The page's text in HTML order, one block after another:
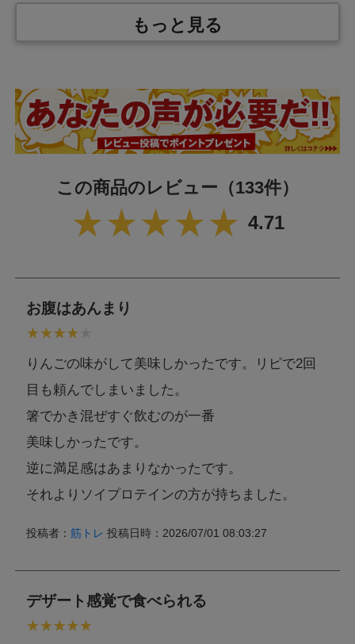
300g
栄養成分表示 1食（10g）あたり
エネルギー 8.0kcal
9.4g
本製品に含まれるア
レルギー物質
(特定原材料等28品
特記事項
け,鶏肉,豚肉,ゼラチン,オレンジ,キウイフルーツ,くるみ,バナ
ナ,もも,りんご,大豆,やまいも,ごま,カシューナッツ,アーモン
ただし、商品の製造毎に製造設備の洗浄を実施し、コンタミ
もっと見る
この商品のレビュー （133件）
4.71
お腹はあんまり
りんごの味がして美味しかったです。リピで2回
目も頼んでしまいました。
箸でかき混ぜすぐ飲むのが一番
美味しかったです。
逆に満足感はあまりなかったです。
それよりソイプロテインの方が持ちました。
投稿者：筋トレ 投稿日時：2026/07/01 08:03:27
デザート感覚で食べられる